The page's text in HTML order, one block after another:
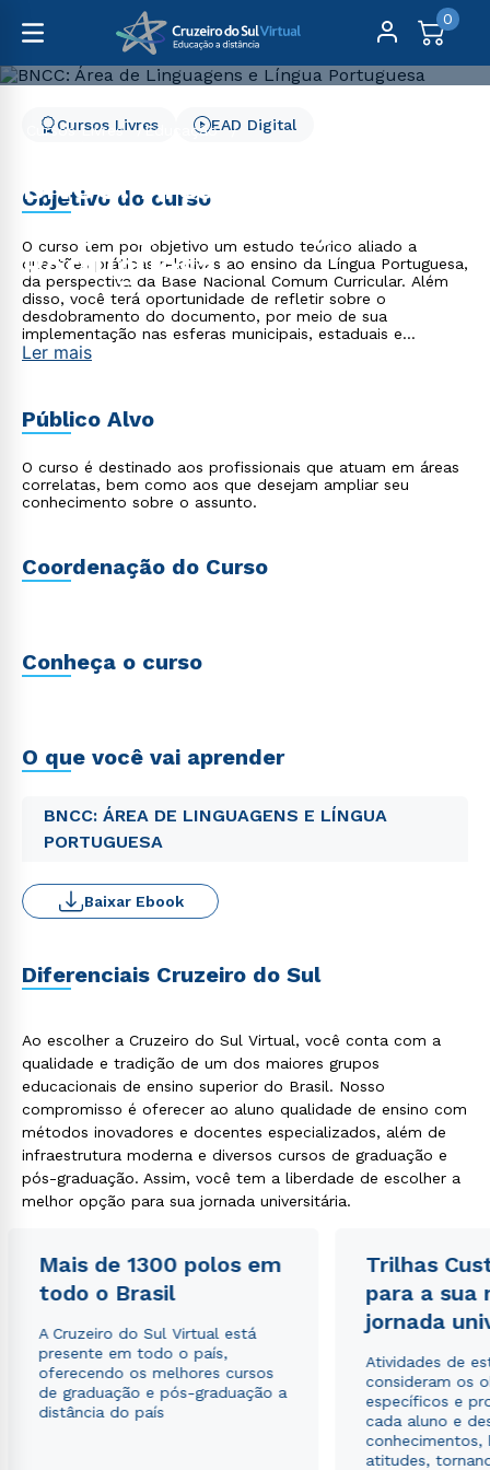
0
Cursos Livres
Educação
BNCC: Área de
Linguagens e Língua
Portuguesa
Cursos Livres EAD Digital
Objetivo do curso
O curso tem por objetivo um estudo teórico aliado a
questões práticas relativas ao ensino da Língua Portuguesa,
da perspectiva da Base Nacional Comum Curricular. Além
disso, você terá oportunidade de refletir sobre o
desdobramento do documento, por meio de sua
implementação nas esferas municipais, estaduais e
federais, o que implica, sobretudo, na questão da relação
Ler mais
Público Alvo
O curso é destinado aos profissionais que atuam em áreas
correlatas, bem como aos que desejam ampliar seu
conhecimento sobre o assunto.
Coordenação do Curso
Conheça o curso
O que você vai aprender
BNCC: ÁREA DE LINGUAGENS E LÍNGUA
PORTUGUESA
Baixar Ebook
Diferenciais Cruzeiro do Sul
Ao escolher a Cruzeiro do Sul Virtual, você conta com a
qualidade e tradição de um dos maiores grupos
educacionais de ensino superior do Brasil. Nosso
compromisso é oferecer ao aluno qualidade de ensino com
métodos inovadores e docentes especializados, além de
infraestrutura moderna e diversos cursos de graduação e
pós-graduação. Assim, você tem a liberdade de escolher a
melhor opção para sua jornada universitária.
Mais de 1300 polos em
todo o Brasil
A Cruzeiro do Sul Virtual está
presente em todo o país,
oferecendo os melhores cursos
de graduação e pós-graduação a
distância do país
Trilhas
para a sua
jornada
Atividades de
consideram os
específicos e
cada aluno e
conhecimentos,
atitudes,